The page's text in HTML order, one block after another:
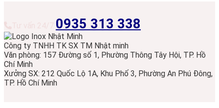
0935 313 338
Công ty TNHH TK SX TM Nhật minh
Văn phòng: 157 Đường số 1, Phường Thông Tây Hội, TP. Hồ
Chí Minh
Xưởng SX: 212 Quốc Lộ 1A, Khu Phố 3, Phường An Phú Đông,
TP. Hồ Chí Minh